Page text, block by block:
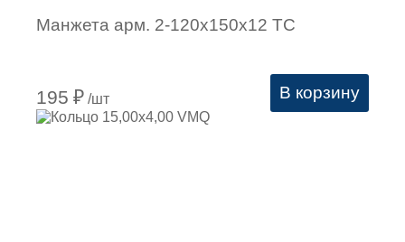
Манжета арм. 2-120х150х12 ТС
195 ₽ /шт В корзину